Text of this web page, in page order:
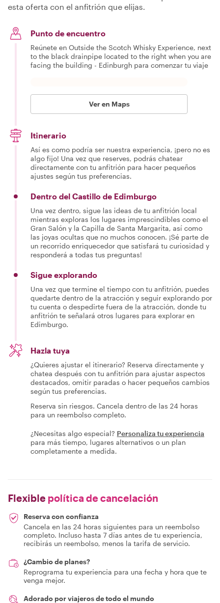
esta oferta con el anfitrión que elijas.
Punto de encuentro
Reúnete en Outside the Scotch Whisky Experience, next
to the black drainpipe located to the right when you are
facing the building - Edinburgh para comenzar tu viaje
Ver en Maps
Itinerario
Así es como podría ser nuestra experiencia, ¡pero no es
algo fijo! Una vez que reserves, podrás chatear
directamente con tu anfitrión para hacer pequeños
ajustes según tus preferencias.
Dentro del Castillo de Edimburgo
Una vez dentro, sigue las ideas de tu anfitrión local
mientras exploras los lugares imprescindibles como el
Gran Salón y la Capilla de Santa Margarita, así como
las joyas ocultas que no muchos conocen. ¡Sé parte de
un recorrido enriquecedor que satisfará tu curiosidad y
responderá a todas tus preguntas!
Sigue explorando
Una vez que termine el tiempo con tu anfitrión, puedes
quedarte dentro de la atracción y seguir explorando por
tu cuenta o despedirte fuera de la atracción, donde tu
anfitrión te señalará otros lugares para explorar en
Edimburgo.
Hazla tuya
¿Quieres ajustar el itinerario? Reserva directamente y
chatea después con tu anfitrión para ajustar aspectos
destacados, omitir paradas o hacer pequeños cambios
según tus preferencias.
Reserva sin riesgos. Cancela dentro de las 24 horas
para un reembolso completo.
¿Necesitas algo especial? Personaliza tu experiencia
para más tiempo, lugares alternativos o un plan
completamente a medida.
Flexible política de cancelación
Reserva con confianza
Cancela en las 24 horas siguientes para un reembolso
completo. Incluso hasta 7 días antes de tu experiencia,
recibirás un reembolso, menos la tarifa de servicio.
¿Cambio de planes?
Reprograma tu experiencia para una fecha y hora que te
venga mejor.
Adorado por viajeros de todo el mundo